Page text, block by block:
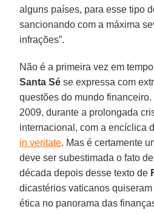
alguns países, para esse tipo
sancionando com a máxima
infrações”.
Não é a primeira vez em
Santa Sé se expressa com
questões do mundo
2009, durante a prolongada
internacional, com a encíclica
in veritate. Mas é certamente
deve ser subestimada o fato
década depois desse texto de
dicastérios vaticanos
ética no panorama das